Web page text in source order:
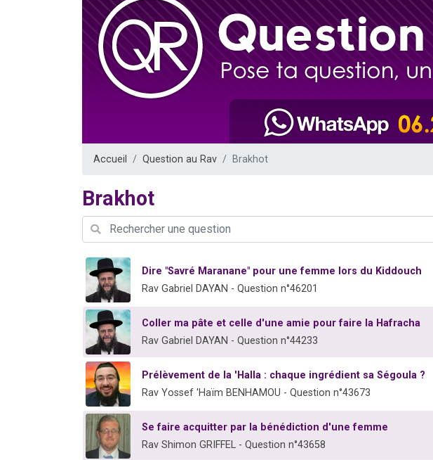
Nathaniel vient de donner son Maasser
6 personnes viennent de faire un
10 personnes viennent de demander une
Il reste 49 places pour étudier en
3 personnes viennent de faire un don
Accueil Question au Rav Brakhot
Brakhot
Dire "Savré Maranane" pour une femme lors du Kiddouch
Rav Gabriel DAYAN - Question n°46201
Coller ma pâte et celle d'une amie pour faire la Hafracha
Rav Gabriel DAYAN - Question n°44233
Prélèvement de la 'Halla : chaque ingrédient sa Ségoula ?
Rav Yossef 'Haïm BENHAMOU - Question n°43673
Se faire acquitter par la bénédiction d'une femme
Rav Shimon GRIFFEL - Question n°43658